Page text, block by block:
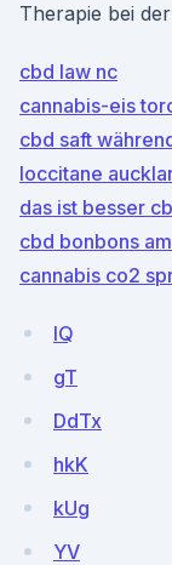
Therapie bei
cbd law nc
cannabis-eis
cbd saft
loccitane
das ist besser
cbd bonbons
cannabis co2
IQ
gT
DdTx
hkK
kUg
YV